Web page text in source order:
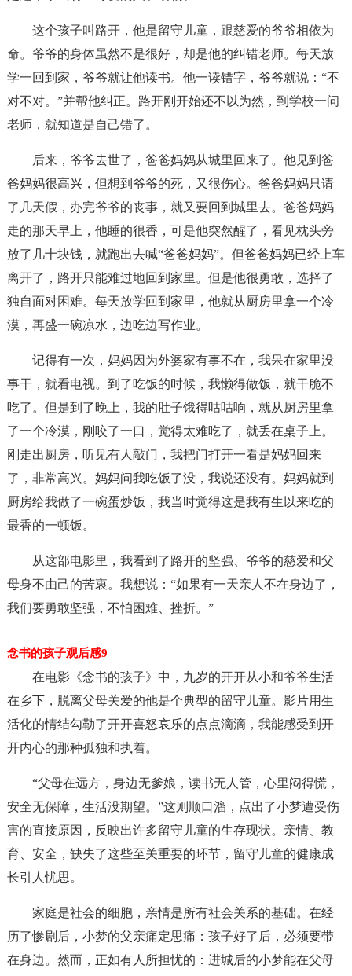
这个孩子叫路开，他是留守儿童，跟慈爱的爷爷相依为
命。爷爷的身体虽然不是很好，却是他的纠错老师。每天放
学一回到家，爷爷就让他读书。他一读错字，爷爷就说：“不
对不对。”并帮他纠正。路开刚开始还不以为然，到学校一问
老师，就知道是自己错了。
后来，爷爷去世了，爸爸妈妈从城里回来了。他见到爸
爸妈妈很高兴，但想到爷爷的死，又很伤心。爸爸妈妈只请
了几天假，办完爷爷的丧事，就又要回到城里去。爸爸妈妈
走的那天早上，他睡的很香，可是他突然醒了，看见枕头旁
放了几十块钱，就跑出去喊“爸爸妈妈”。但爸爸妈妈已经上车
离开了，路开只能难过地回到家里。但是他很勇敢，选择了
独自面对困难。每天放学回到家里，他就从厨房里拿一个冷
漠，再盛一碗凉水，边吃边写作业。
记得有一次，妈妈因为外婆家有事不在，我呆在家里没
事干，就看电视。到了吃饭的时候，我懒得做饭，就干脆不
吃了。但是到了晚上，我的肚子饿得咕咕响，就从厨房里拿
了一个冷漠，刚咬了一口，觉得太难吃了，就丢在桌子上。
刚走出厨房，听见有人敲门，我把门打开一看是妈妈回来
了，非常高兴。妈妈问我吃饭了没，我说还没有。妈妈就到
厨房给我做了一碗蛋炒饭，我当时觉得这是我有生以来吃的
最香的一顿饭。
从这部电影里，我看到了路开的坚强、爷爷的慈爱和父
母身不由己的苦衷。我想说：“如果有一天亲人不在身边了，
我们要勇敢坚强，不怕困难、挫折。”
念书的孩子观后感9
在电影《念书的孩子》中，九岁的开开从小和爷爷生活
在乡下，脱离父母关爱的他是个典型的留守儿童。影片用生
活化的情结勾勒了开开喜怒哀乐的点点滴滴，我能感受到开
开内心的那种孤独和执着。
“父母在远方，身边无爹娘，读书无人管，心里闷得慌，
安全无保障，生活没期望。”这则顺口溜，点出了小梦遭受伤
害的直接原因，反映出许多留守儿童的生存现状。亲情、教
育、安全，缺失了这些至关重要的环节，留守儿童的健康成
长引人忧思。
家庭是社会的细胞，亲情是所有社会关系的基础。在经
历了惨剧后，小梦的父亲痛定思痛：孩子好了后，必须要带
在身边。然而，正如有人所担忧的：进城后的小梦能在父母